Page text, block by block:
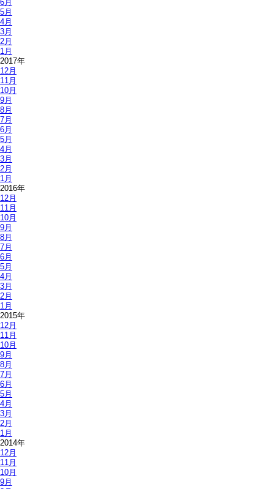
6月
5月
4月
3月
2月
1月
2017年
12月
11月
10月
9月
8月
7月
6月
5月
4月
3月
2月
1月
2016年
12月
11月
10月
9月
8月
7月
6月
5月
4月
3月
2月
1月
2015年
12月
11月
10月
9月
8月
7月
6月
5月
4月
3月
2月
1月
2014年
12月
11月
10月
9月